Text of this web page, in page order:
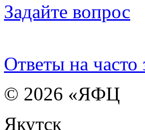
Задайте вопрос
Ответы на
© 2026 «ЯФЦ
Якутск